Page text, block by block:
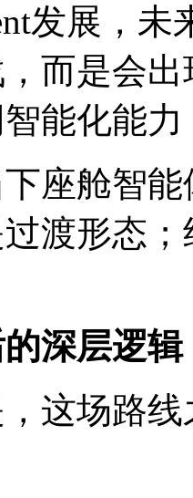
发展，未
而是会出
能化能
座舱智
渡形态
深层逻辑
这场路